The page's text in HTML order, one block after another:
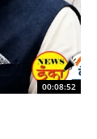
00:08:52